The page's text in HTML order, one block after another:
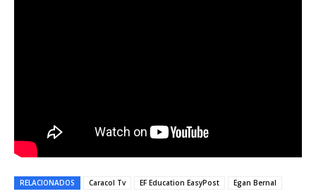
RELACIONADOS Caracol Tv EF Education EasyPost
Egan Bernal